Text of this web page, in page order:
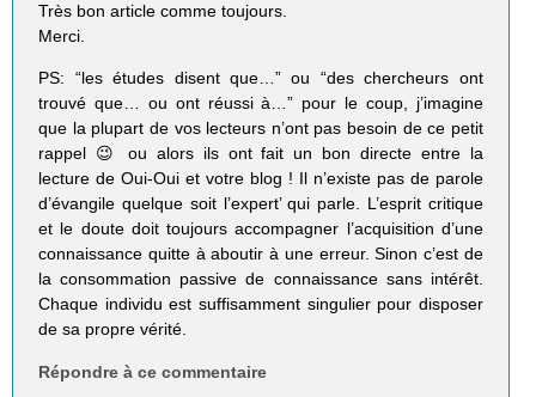
Très bon article comme toujours.
Merci.
PS: “les études disent que…” ou “des chercheurs ont
trouvé que… ou ont réussi à…” pour le coup, j’imagine
que la plupart de vos lecteurs n’ont pas besoin de ce petit
rappel 😉 ou alors ils ont fait un bon directe entre la
lecture de Oui-Oui et votre blog ! Il n’existe pas de parole
d’évangile quelque soit l’expert’ qui parle. L’esprit critique
et le doute doit toujours accompagner l’acquisition d’une
connaissance quitte à aboutir à une erreur. Sinon c’est de
la consommation passive de connaissance sans intérêt.
Chaque individu est suffisamment singulier pour disposer
de sa propre vérité.
Répondre à ce commentaire